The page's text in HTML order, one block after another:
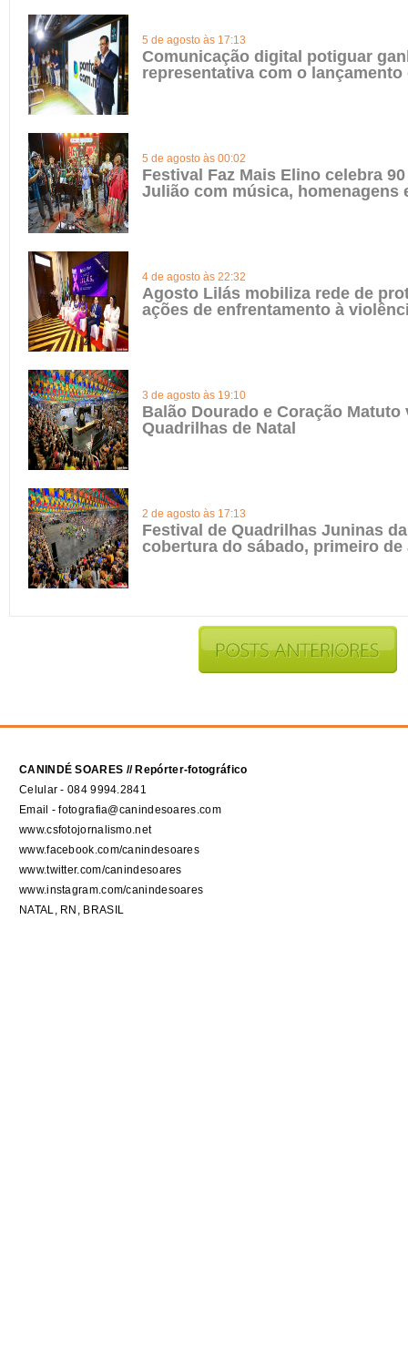
5 de agosto às 17:13
Comunicação digital potiguar
representativa com o lançamento
5 de agosto às 00:02
Festival Faz Mais Elino celebra
Julião com música, homenagens
4 de agosto às 22:32
Agosto Lilás mobiliza rede de
ações de enfrentamento à
3 de agosto às 19:10
Balão Dourado e Coração Matuto
Quadrilhas de Natal
2 de agosto às 17:13
Festival de Quadrilhas Juninas
cobertura do sábado, primeiro de
CANINDÉ SOARES // Repórter-fotográfico
Celular - 084 9994.2841
Email - fotografia@canindesoares.com
www.csfotojornalismo.net
www.facebook.com/canindesoares
www.twitter.com/canindesoares
www.instagram.com/canindesoares
NATAL, RN, BRASIL